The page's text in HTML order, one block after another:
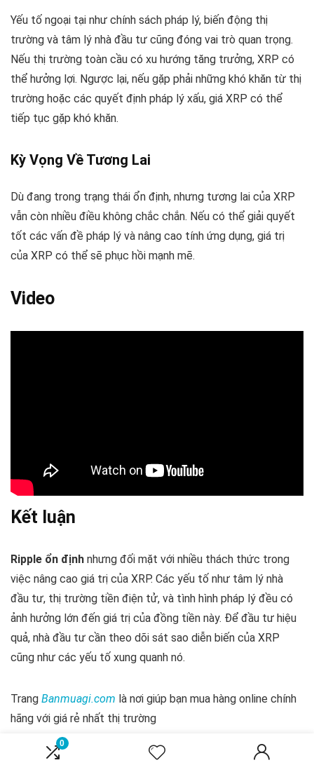
0
Yếu tố ngoại tại như chính sách pháp lý, biến động thị
trường và tâm lý nhà đầu tư cũng đóng vai trò quan trọng.
Nếu thị trường toàn cầu có xu hướng tăng trưởng, XRP có
thể hưởng lợi. Ngược lại, nếu gặp phải những khó khăn từ thị
trường hoặc các quyết định pháp lý xấu, giá XRP có thể
tiếp tục gặp khó khăn.
Kỳ Vọng Về Tương Lai
Dù đang trong trạng thái ổn định, nhưng tương lai của XRP
vẫn còn nhiều điều không chắc chắn. Nếu có thể giải quyết
tốt các vấn đề pháp lý và nâng cao tính ứng dụng, giá trị
của XRP có thể sẽ phục hồi mạnh mẽ.
Video
Kết luận
Ripple ổn định nhưng đối mặt với nhiều thách thức trong
việc nâng cao giá trị của XRP. Các yếu tố như tâm lý nhà
đầu tư, thị trường tiền điện tử, và tình hình pháp lý đều có
ảnh hưởng lớn đến giá trị của đồng tiền này. Để đầu tư hiệu
quả, nhà đầu tư cần theo dõi sát sao diễn biến của XRP
cũng như các yếu tố xung quanh nó.
Trang Banmuagi.com là nơi giúp bạn mua hàng online chính
hãng với giá rẻ nhất thị trường
Save
0